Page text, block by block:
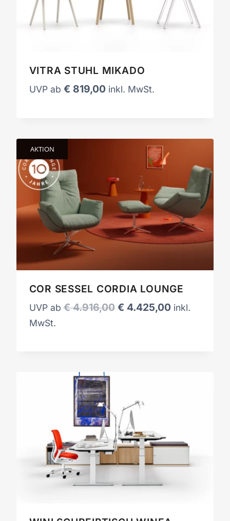
VITRA STUHL MIKADO
UVP ab € 819,00 inkl. MwSt.
AKTION
COR SESSEL CORDIA LOUNGE
UVP ab €4.916,00 Ursprünglicher
€ 4.425,00Aktueller
inkl.
MwSt.